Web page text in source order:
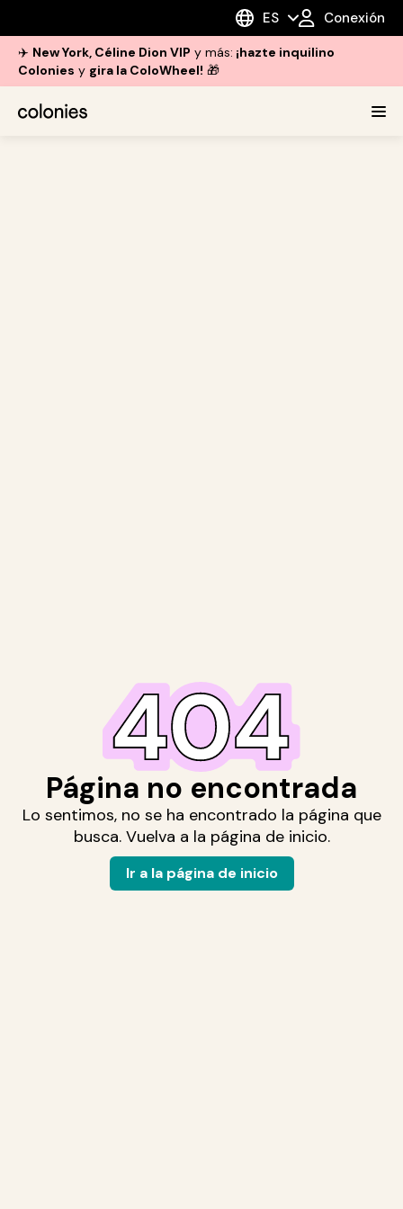
ES Conexión
✈️ New York, Céline Dion VIP y más: ¡hazte inquilino
Colonies y gira la ColoWheel! 🎁
Página no encontrada
Lo sentimos, no se ha encontrado la página que
busca. Vuelva a la página de inicio.
Ir a la página de inicio